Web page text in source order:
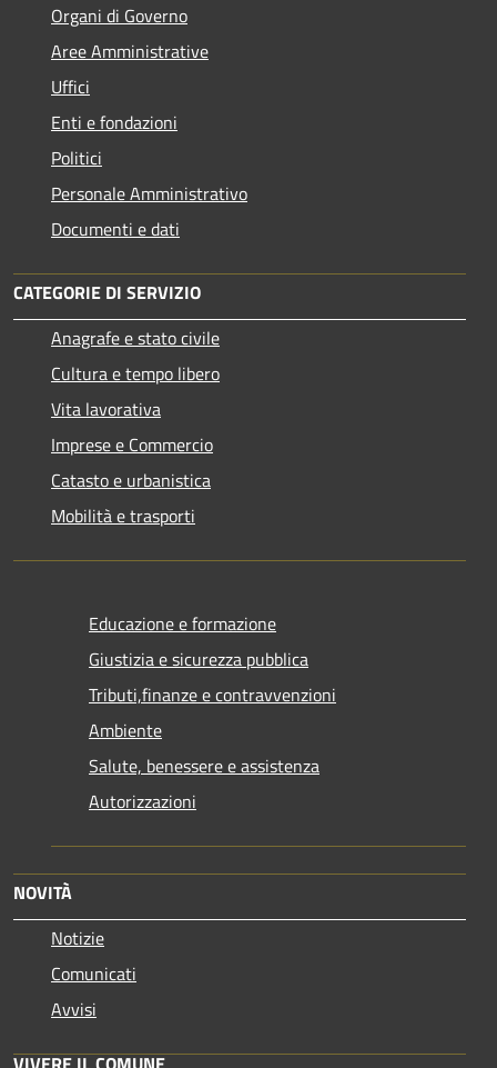
Organi di Governo
Aree Amministrative
Uffici
Enti e fondazioni
Politici
Personale Amministrativo
Documenti e dati
CATEGORIE DI SERVIZIO
Anagrafe e stato civile
Cultura e tempo libero
Vita lavorativa
Imprese e Commercio
Catasto e urbanistica
Mobilità e trasporti
Educazione e formazione
Giustizia e sicurezza pubblica
Tributi,finanze e contravvenzioni
Ambiente
Salute, benessere e assistenza
Autorizzazioni
NOVITÀ
Notizie
Comunicati
Avvisi